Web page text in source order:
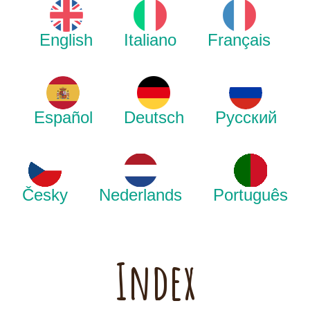
English Italiano Français
Español Deutsch Русский
Česky Nederlands Português
Index